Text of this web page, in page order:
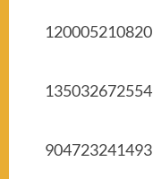
120005210820
135032672554
904723241493